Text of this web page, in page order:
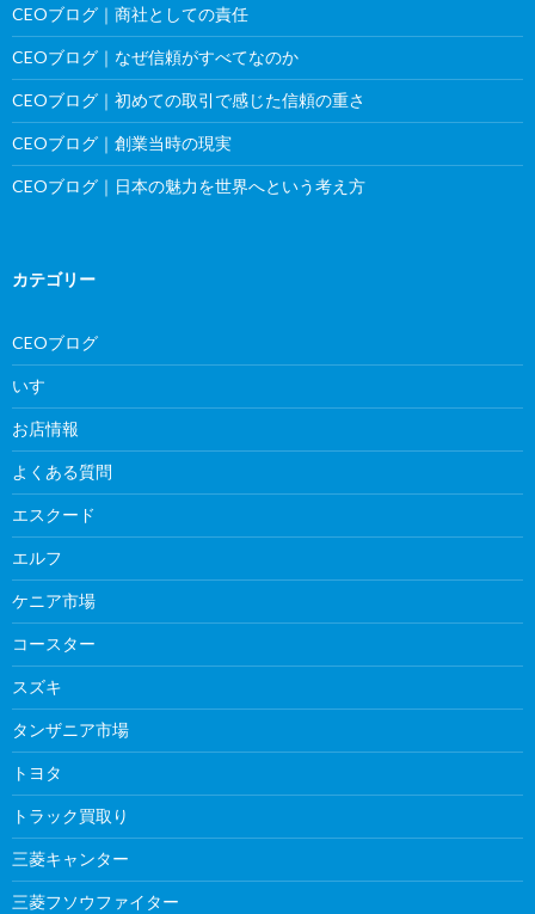
CEOブログ｜商社としての責任
CEOブログ｜なぜ信頼がすべてなのか
CEOブログ｜初めての取引で感じた信頼の重さ
CEOブログ｜創業当時の現実
CEOブログ｜日本の魅力を世界へという考え方
カテゴリー
CEOブログ
いすゞ
お店情報
よくある質問
エスクード
エルフ
ケニア市場
コースター
スズキ
タンザニア市場
トヨタ
トラック買取り
三菱キャンター
三菱フソウファイター